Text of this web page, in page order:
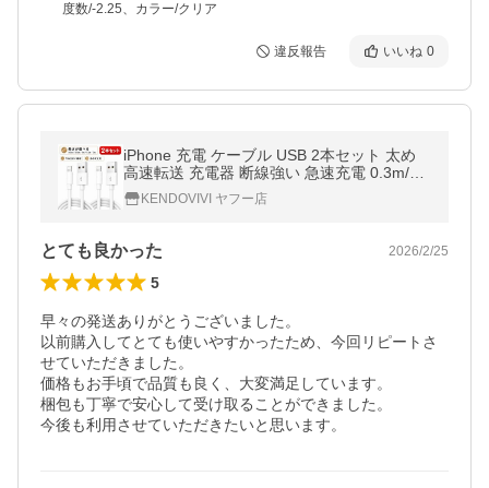
度数/-2.25、カラー/クリア
違反報告 いいね 0
iPhone 充電 ケーブル USB 2本セット 太め
高速転送 充電器 断線強い 急速充電 0.3m/0.5
m/1m/1.5m/2m iPhone14まで対応
KENDOVIVI ヤフー店
とても良かった 2026/2/25
5
早々の発送ありがとうございました。
以前購入してとても使いやすかったため、今回リピートさ
せていただきました。
価格もお手頃で品質も良く、大変満足しています。
梱包も丁寧で安心して受け取ることができました。
今後も利用させていただきたいと思います。